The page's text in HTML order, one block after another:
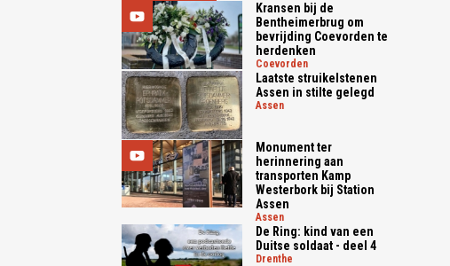
Kransen bij de
Bentheimerbrug om
bevrijding Coevorden te
herdenken
coevorden
Laatste struikelstenen
Assen in stilte gelegd
assen
Monument ter
herinnering aan
transporten Kamp
Westerbork bij Station
Assen
assen
De Ring: kind van een
Duitse soldaat - deel 4
drenthe